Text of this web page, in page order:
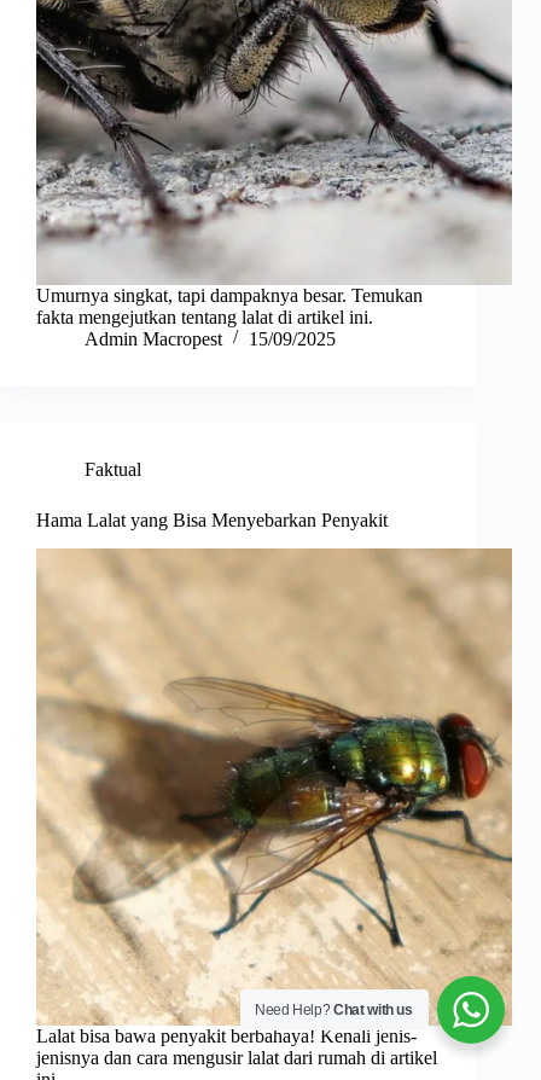
Umurnya singkat, tapi dampaknya besar. Temukan
fakta mengejutkan tentang lalat di artikel ini.
Admin Macropest
15/09/2025
Faktual
Hama Lalat yang Bisa Menyebarkan Penyakit
Lalat bisa bawa penyakit berbahaya! Kenali jenis-
jenisnya dan cara mengusir lalat dari rumah di artikel
Need Help?Chat with us